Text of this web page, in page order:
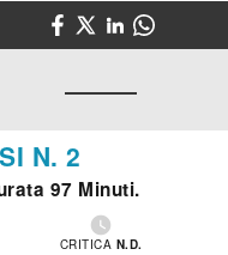
N. 2
97 Minuti.

CRITICA N.D.